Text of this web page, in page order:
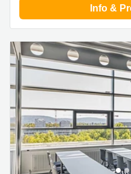
Info &